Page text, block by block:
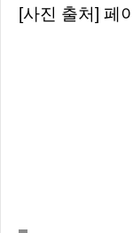
[사진 출처]